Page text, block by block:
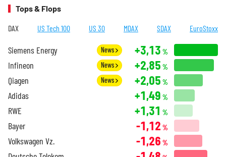
Tops & Flops
DAX US Tech 100 US 30 MDAX SDAX EuroStoxx
Siemens Energy News +3,13 %
Infineon News +2,85 %
Qiagen News +2,05 %
Adidas +1,49 %
RWE +1,31 %
Bayer -1,12 %
Volkswagen Vz. -1,26 %